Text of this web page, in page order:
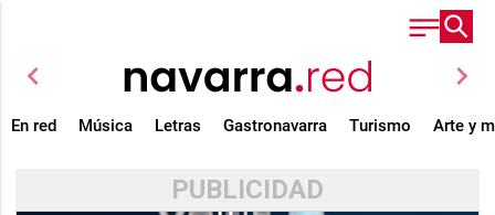
chevron_left chevron_right
En red Música Letras Gastronavarra Turismo Arte y
PUBLICIDAD